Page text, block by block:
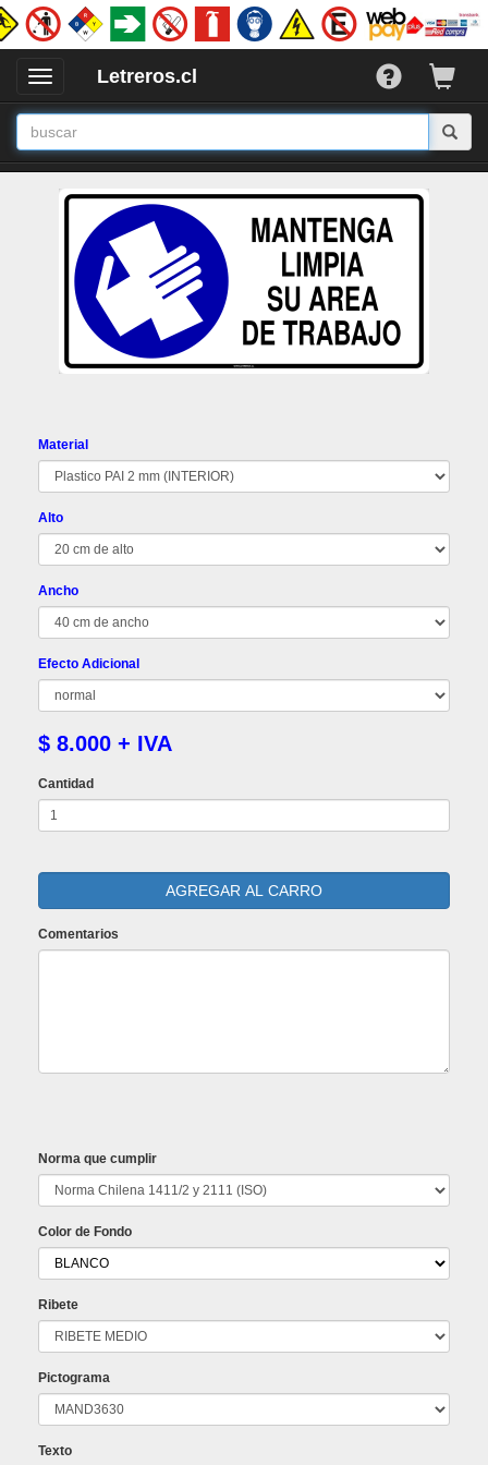
Desplegar
Ocultar
Menu
Letreros.cl
Material
Alto
Ancho
Efecto Adicional
$ 8.000 + IVA
Cantidad
Comentarios
Norma que cumplir
Color de Fondo
Ribete
Pictograma
Texto